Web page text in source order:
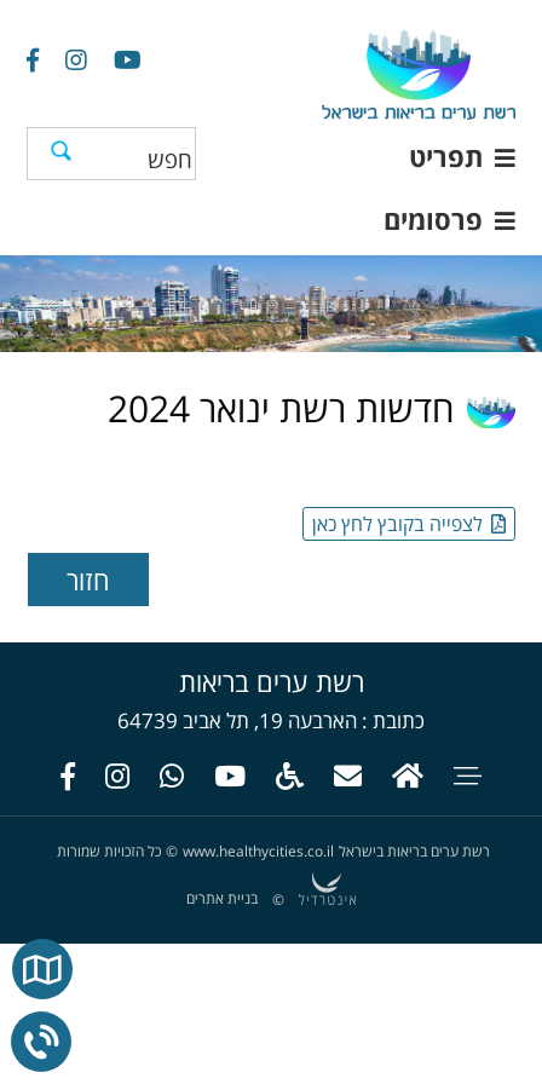
תפריט
פרסומים
חדשות רשת ינואר 2024
לצפייה בקובץ לחץ כאן
רשת ערים בריאות
כתובת הארבעה 19, תל אביב 64739
רשת ערים בריאות בישראל www.healthycities.co.il
© כל הזכויות שמורות
© בניית אתרים